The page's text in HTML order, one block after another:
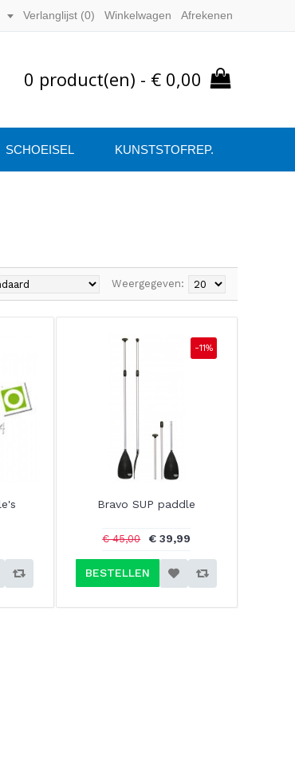
Verlanglijst (0) Winkelwagen Afrekenen
0 product(en) - € 0,00
SCHOEISEL KUNSTSTOFREP.
Weergegeven:
-11%
Bravo SUP paddle
€ 45,00 € 39,99
BESTELLEN